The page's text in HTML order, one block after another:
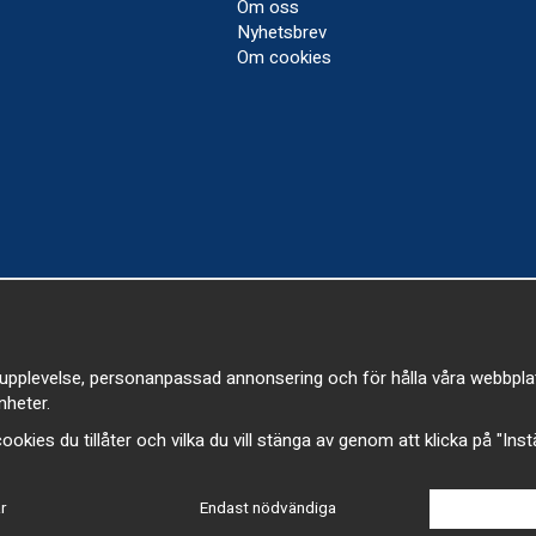
Om oss
Nyhetsbrev
Om cookies
personanpassad annonsering och för hålla våra
du tillåter och vilka du vill stänga av genom att klicka på
Endast nödvändiga